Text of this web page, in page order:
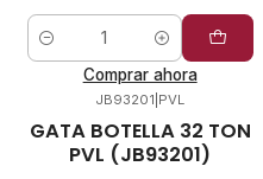
Cantidad
Comprar ahora
JB93201 PVL
GATA BOTELLA 32 TON
PVL (JB93201)